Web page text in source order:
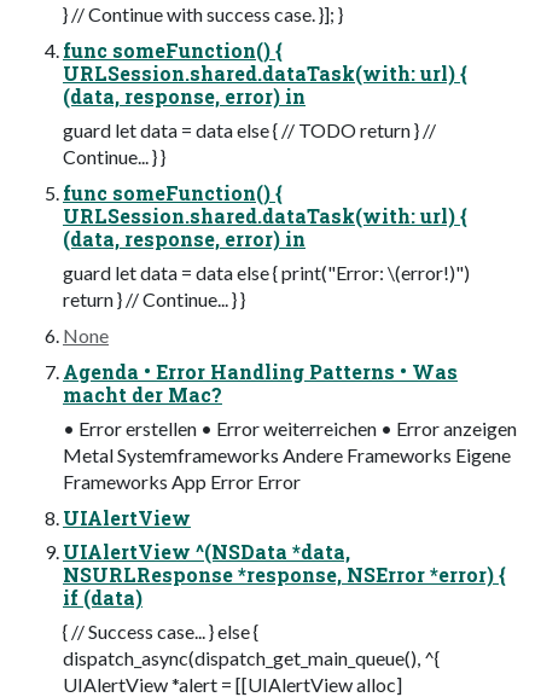
} // Continue with success case. }]; }
func someFunction() {
URLSession.shared.dataTask(with: url) {
(data, response, error) in
guard let data = data else { // TODO return } //
Continue... } }
func someFunction() {
URLSession.shared.dataTask(with: url) {
(data, response, error) in
guard let data = data else { print("Error: \(error!)")
return } // Continue... } }
None
Agenda • Error Handling Patterns • Was
macht der Mac?
• Error erstellen • Error weiterreichen • Error anzeigen
Metal Systemframeworks Andere Frameworks Eigene
Frameworks App Error Error
UIAlertView
UIAlertView ^(NSData *data,
NSURLResponse *response, NSError *error) {
if (data)
{ // Success case... } else {
dispatch_async(dispatch_get_main_queue(), ^{
UIAlertView *alert = [[UIAlertView alloc]